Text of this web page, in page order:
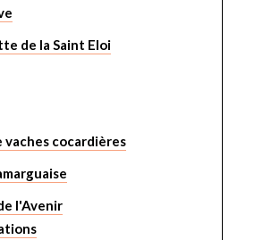
de la Saint Eloi
vaches cocardières
l'Avenir